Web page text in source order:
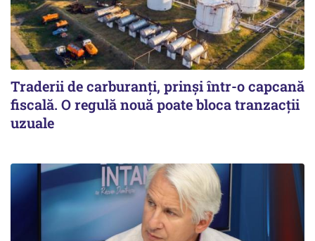
Traderii de carburanți, prinși într-o capcană
fiscală. O regulă nouă poate bloca tranzacții
uzuale